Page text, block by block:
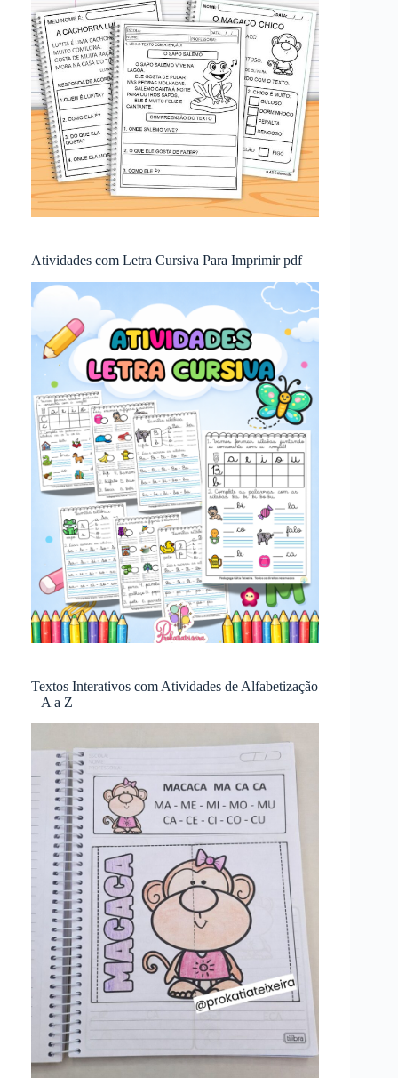
Atividades com Letra Cursiva Para Imprimir pdf
Textos Interativos com Atividades de Alfabetização
– A a Z